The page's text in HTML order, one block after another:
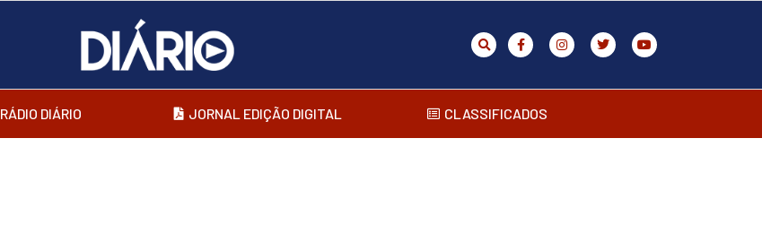
RÁDIO DIÁRIO JORNAL EDIÇÃO DIGITAL CLASSIFICADOS